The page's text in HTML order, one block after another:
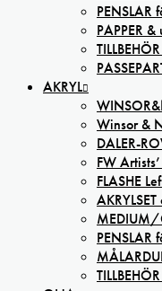
PENSLAR
PAPPER
AKRYL
Winsor &
DALER-
FW
FLASHE
MEDIUM/
PENSLAR